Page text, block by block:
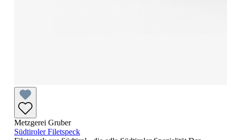
Metzgerei Gruber
Südtiroler Filetspeck